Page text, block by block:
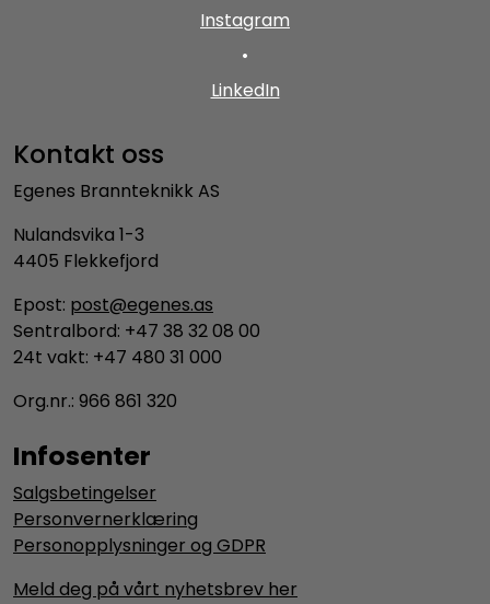
Instagram
•
LinkedIn
Kontakt oss
Egenes Brannteknikk AS
Nulandsvika 1-3
4405 Flekkefjord
Epost: post@egenes.as
Sentralbord: +47 38 32 08 00
24t vakt: +47 480 31 000
Org.nr.: 966 861 320
Infosenter
Salgsbetingelser
Personvernerklæring
Personopplysninger og GDPR
Meld deg på vårt nyhetsbrev her